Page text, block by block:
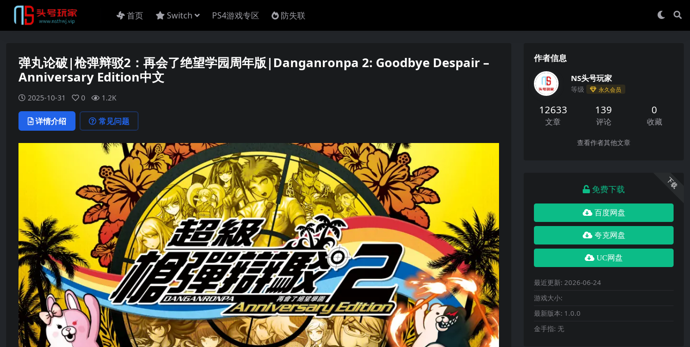
首页 Switch PS4游戏专区 防失联
弹丸论破|枪弹辩驳2：再会了绝望学园周年版|Danganronpa 2: Goodbye Despair –
Anniversary Edition中文
2025-10-31 0 1.2K
详情介绍 常见问题
作者信息
NS头号玩家
等级 永久会员
12633
文章
139
评论
0
收藏
查看作者其他文章
下载
免费下载
百度网盘
夸克网盘
UC网盘
最近更新: 2026-06-24
游戏大小:
最新版本: 1.0.0
金手指: 无